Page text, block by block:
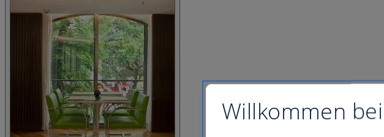
Willkommen